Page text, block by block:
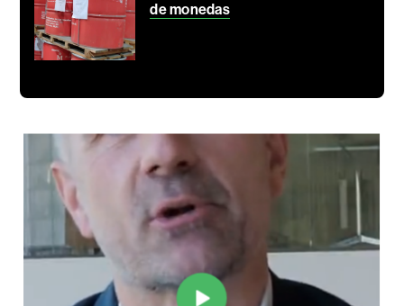
de monedas